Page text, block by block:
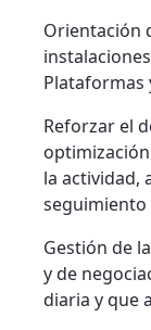
Orientación
Plataformas
Reforzar el
la actividad,
seguimiento
Gestión de
y de
diaria y que